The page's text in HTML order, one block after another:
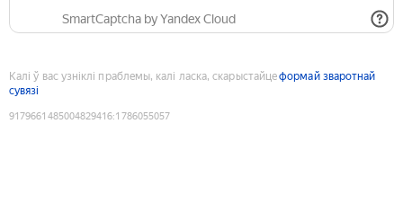
SmartCaptcha by Yandex Cloud
Калі ў вас узніклі праблемы, калі ласка, скарыстайцеформай зваротнай
сувязі
9179661485004829416:1786055057